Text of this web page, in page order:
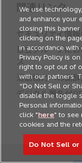
関連リンク
セキュリティ情
日立グループに
ス
活動協力への謝辞
デジタル署名付
We use
and enhance your
closing this
clicking on the
in accordance with
Privacy Policy is
right to opt out of
with our partners.
“Do Not Sell or
disable the toggle
Personal
click "here" to see
cookies and the
Do Not Sell or